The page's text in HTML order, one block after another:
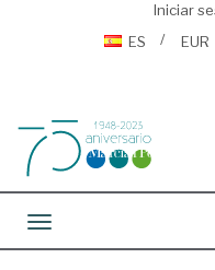
Iniciar
ES
EUR
Toggle navigation